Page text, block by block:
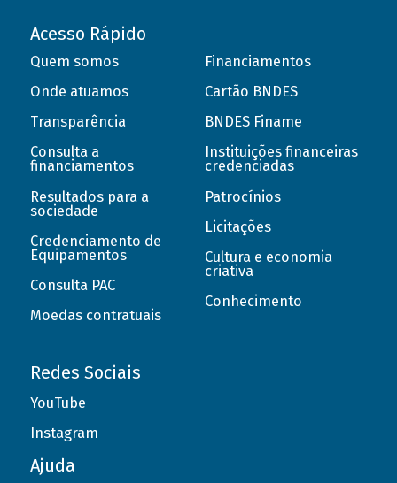
Acesso Rápido
Quem somos
Onde atuamos
Transparência
Consulta a
financiamentos
Resultados para a
sociedade
Credenciamento de
Equipamentos
Consulta PAC
Moedas contratuais
Financiamentos
Cartão BNDES
BNDES Finame
Instituições financeiras
credenciadas
Patrocínios
Licitações
Cultura e economia
criativa
Conhecimento
Redes Sociais
YouTube
Instagram
Ajuda